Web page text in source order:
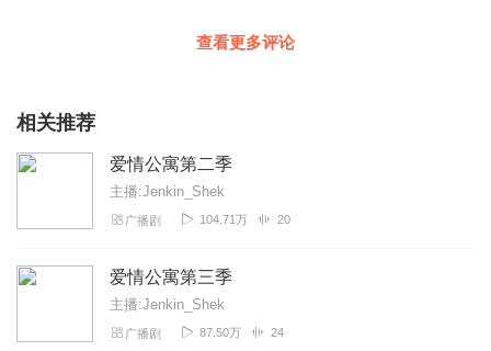
查看更多评论
相关推荐
爱情公寓第二季
主播:Jenkin_Shek
广播剧 104.71万 20
爱情公寓第三季
主播:Jenkin_Shek
广播剧 87.50万 24